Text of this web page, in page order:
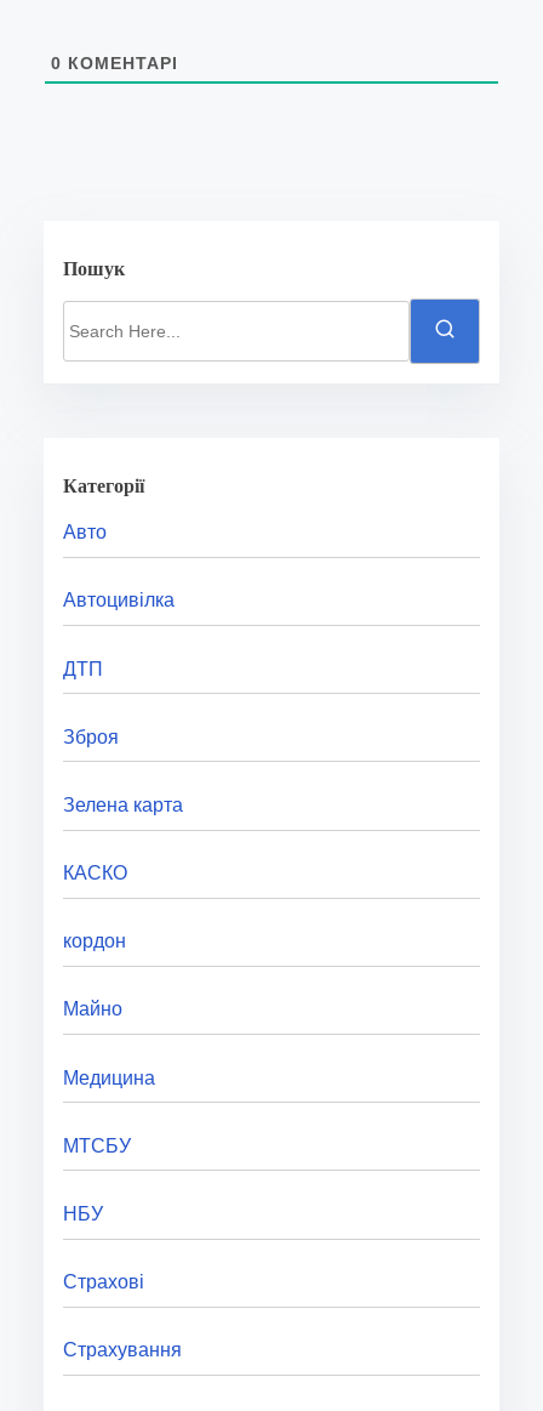
0 КОМЕНТАРІ
Пошук
h
H
e
e
.
Категорії
Авто
Автоцивілка
ДТП
Зброя
Зелена карта
КАСКО
кордон
Майно
Медицина
МТСБУ
НБУ
Страхові
Страхування